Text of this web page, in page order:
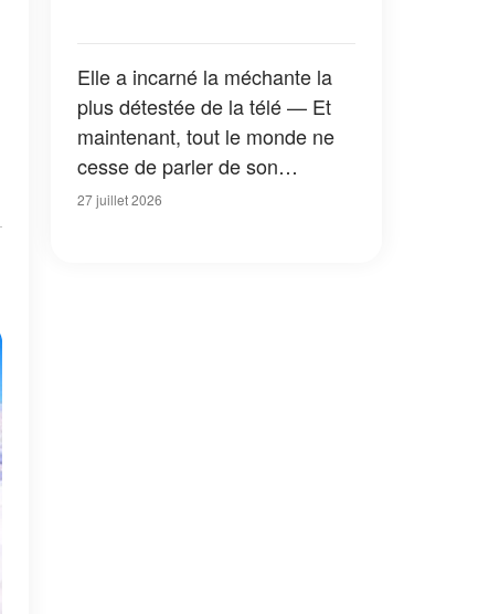
Elle a incarné la méchante la
plus détestée de la télé — Et
maintenant, tout le monde ne
cesse de parler de son
apparition dans la nouvelle
27 juillet 2026